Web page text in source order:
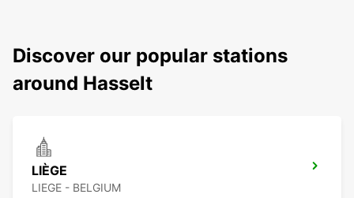
Discover our popular stations
around Hasselt
LIÈGE
LIEGE - BELGIUM